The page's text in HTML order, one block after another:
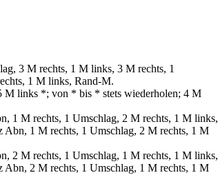
3 M rechts, 1 M links, 3 M rechts, 1
1 M links, Rand-M.
links *; von * bis * stets wiederholen; 4 M
1 M rechts, 1 Umschlag, 2 M rechts, 1 M links,
1 M rechts, 1 Umschlag, 2 M rechts, 1 M
2 M rechts, 1 Umschlag, 1 M rechts, 1 M links,
2 M rechts, 1 Umschlag, 1 M rechts, 1 M